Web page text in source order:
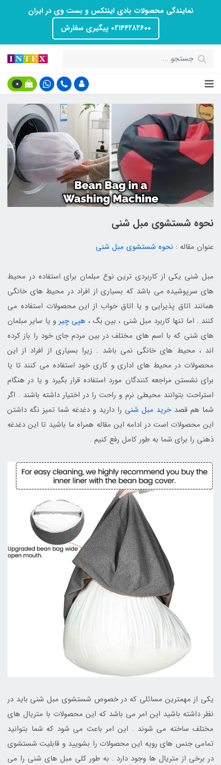
نمایندگی محصولات بادی اینتکس و بست وی در ایران
۰۲۱۴۴۲۸۲۶۰۰ پیگیری سفارش
0
نحوه شستشوی مبل شنی
عنوان مقاله : نحوه شستشوی مبل شنی
مبل شنی یکی از کاربردی ترین نوع مبلمان برای استفاده در محیط
های سرپوشیده می باشد که بسیاری از افراد در محیط های خانگی
همانند اتاق پذیرایی و یا اتاق خواب از این محصولات استفاده می
کنند . اما تنها کاربرد مبل شنی ، بین بگ ، هپی چیر و یا سایر مبلمان
های شنی که با اسم های مختلف در بین مردم جای خود را باز کرده
اند ، محیط های خانگی نمی باشد . زیرا بسیاری از افراد از این
محصولات در محیط های اداری و کاری خود استفاده می کنند تا یا
برای نشستن مراجعه کنندگان مورد استفاده قرار بگیرد و یا در هنگام
استراحت بتوانند محیطی نرم و راحت را در اختیار داشته باشند . اگر
شما هم قصدخرید مبل شنی را دارید و دغدغه شما تمیز نگه داشتن
این محصولات است در ادامه این مقاله همراه ما باشید تا این دغدغه
ذهنی را برای شما به طور کامل رفع کنیم .
یکی از مهمترین مسائلی که در خصوص شستشوی مبل شنی باید در
نظر داشته باشید این امر می باشد که این محصولات با متریال های
مختلف ساخته می شوند . این امر باعث می شود که شما بتوانید
تمامی جنس های رویه این محصولات را بشویید و قابلیت شستشوی
در برخی از متریال ها وجود دارد . به طور کلی مبل های شنی را می